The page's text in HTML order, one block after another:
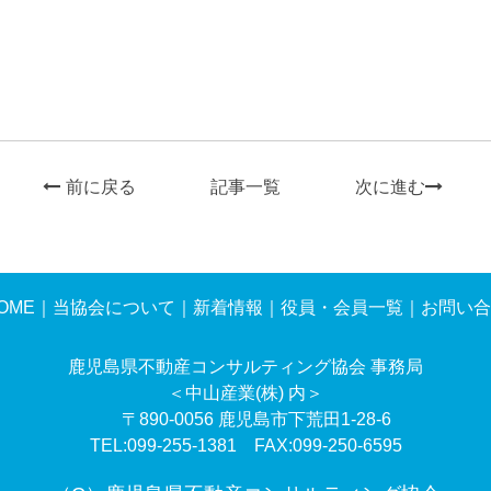
前に戻る 記事一覧 次に進む
当協会について 新着情報 役員・会員一覧 お問い
鹿児島県不動産コンサルティング協会 事務局
＜中山産業(株) 内＞
〒890-0056 鹿児島市下荒田1-28-6
TEL:099-255-1381 FAX:099-250-6595